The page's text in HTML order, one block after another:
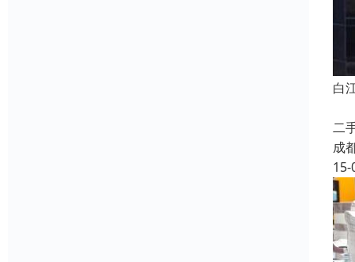
白
二
成
15-